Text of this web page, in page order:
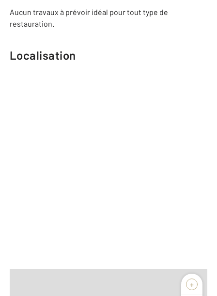
Aucun travaux à prévoir idéal pour tout type de
restauration.
Localisation
+